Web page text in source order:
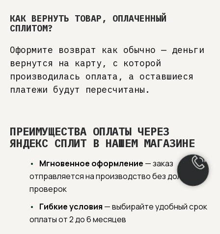
КАК ВЕРНУТЬ ТОВАР, ОПЛАЧЕННЫЙ
СПЛИТОМ?
Оформите возврат как обычно — деньги
вернутся на карту, с которой
производилась оплата, а оставшиеся
платежи будут пересчитаны.
ПРЕИМУЩЕСТВА ОПЛАТЫ ЧЕРЕЗ
ЯНДЕКС СПЛИТ В НАШЕМ МАГАЗИНЕ
Мгновенное оформление — заказ
отправляется на производство без долгих
проверок
Гибкие условия — выбирайте удобный срок
оплаты от 2 до 6 месяцев